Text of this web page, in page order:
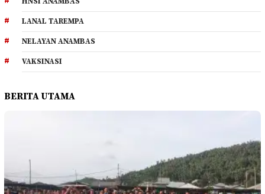
LANAL TAREMPA
NELAYAN ANAMBAS
VAKSINASI
BERITA UTAMA